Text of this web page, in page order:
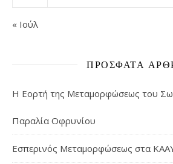
« Ιούλ
ΠΡΌΣΦΑΤΑ
Η Εορτή της Μεταμορφώσεως του
Παραλία Οφρυνίου
Εσπερινός Μεταμορφώσεως στα